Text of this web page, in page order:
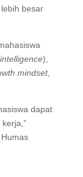
besar
),
mindset,
dapat